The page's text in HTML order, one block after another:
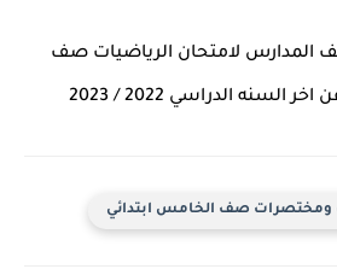
المدارس لامتحان الرياضيات صف
السنه الدراسي 2022 / 2023
صف الخامس ابتدائي